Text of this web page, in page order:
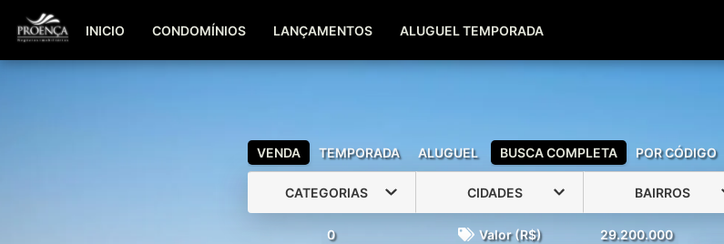
(51) 99600-0039
INICIO CONDOMÍNIOS LANÇAMENTOS ALUGUEL TEMPORADA
VENDA TEMPORADA ALUGUEL BUSCA COMPLETA POR CÓDIGO
CATEGORIAS CIDADES BAIRROS
0 Valor (R$) 29.200.000